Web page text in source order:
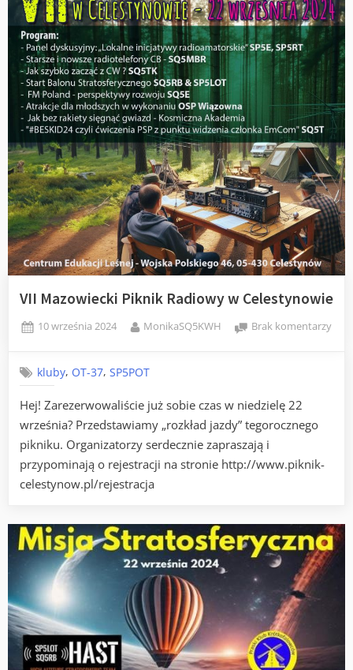
VII Mazowiecki Piknik Radiowy w Celestynowie
Posted
10 września 2024 By
MonikaSQ5KWH Brak komentarzydo
kluby, OT-37,SP5POT
Hej! Zarezerwowaliście już sobie czas w niedzielę 22
września? Przedstawiamy „rozkład jazdy” tegorocznego
pikniku. Organizatorzy serdecznie zapraszają i
przypominają o rejestracji na stronie http://www.piknik-
celestynow.pl/rejestracja